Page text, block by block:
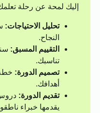
إليك لمحة عن رحلة
تحليل الاحتياجات:
النجاح.
التقييم المسبق:
تناسبك.
تصميم الدورة:
أهدافك.
تقديم الدورة: دروس
يقدمها خبراء